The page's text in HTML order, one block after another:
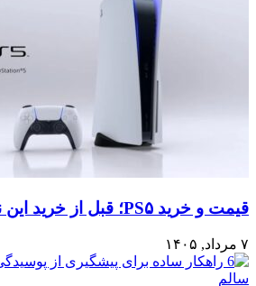
قیمت و خرید PS۵؛ قبل از خرید این نکات را بدانید
۷ مرداد, ۱۴۰۵